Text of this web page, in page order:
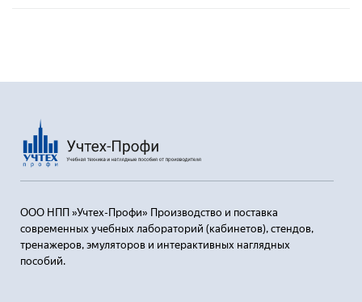
ООО НПП »Учтех-Профи» Производство и поставка
современных учебных лабораторий (кабинетов), стендов,
тренажеров, эмуляторов и интерактивных наглядных
пособий.